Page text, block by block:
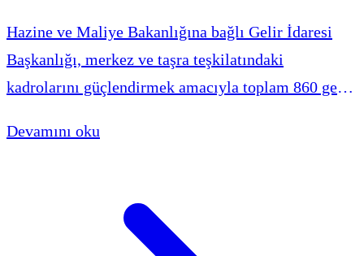
Hazine ve Maliye Bakanlığına bağlı Gelir İdaresi
Başkanlığı, merkez ve taşra teşkilatındaki
kadrolarını güçlendirmek amacıyla toplam 860 gelir
Devamını oku